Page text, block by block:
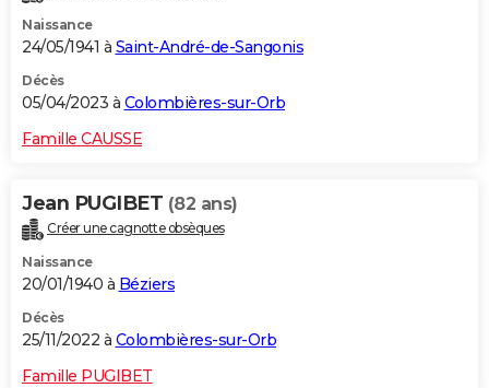
Naissance
24/05/1941 à Saint-André-de-Sangonis
Décès
05/04/2023 à Colombières-sur-Orb
Famille CAUSSE
Jean PUGIBET (82 ans)
Créer une cagnotte obsèques
Naissance
20/01/1940 à Béziers
Décès
25/11/2022 à Colombières-sur-Orb
Famille PUGIBET